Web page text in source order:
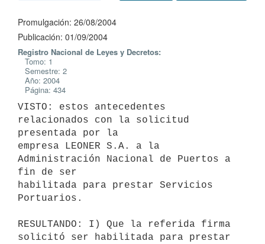
Promulgación: 26/08/2004
Publicación: 01/09/2004
Registro Nacional de Leyes y Decretos:
Tomo: 1
Semestre: 2
Año: 2004
Página: 434
VISTO: estos antecedentes
relacionados con la solicitud
presentada por la
empresa LEONER S.A. a la
Administración Nacional de Puertos a
fin de ser
habilitada para prestar Servicios
Portuarios.
RESULTANDO: I) Que la referida firma
solicitó ser habilitada para prestar